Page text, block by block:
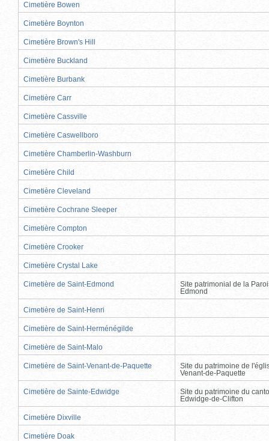
Cimetière Bowen
Cimetière Boynton
Cimetière Brown's Hill
Cimetière Buckland
Cimetière Burbank
Cimetière Carr
Cimetière Cassville
Cimetière Caswellboro
Cimetière Chamberlin-Washburn
Cimetière Child
Cimetière Cleveland
Cimetière Cochrane Sleeper
Cimetière Compton
Cimetière Crooker
Cimetière Crystal Lake
Cimetière de Saint-Edmond
Site patrimonial de la
Edmond
Cimetière de Saint-Henri
Cimetière de Saint-Herménégilde
Cimetière de Saint-Malo
Cimetière de Saint-Venant-de-Paquette
Site du patrimoine de
Venant-de-Paquette
Cimetière de Sainte-Edwidge
Site du patrimoine du
Edwidge-de-Clifton
Cimetière Dixville
Cimetière Doak